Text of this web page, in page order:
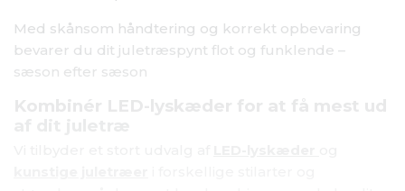
Med skånsom håndtering og korrekt opbevaring
bevarer du dit juletræspynt flot og funklende –
sæson efter sæson